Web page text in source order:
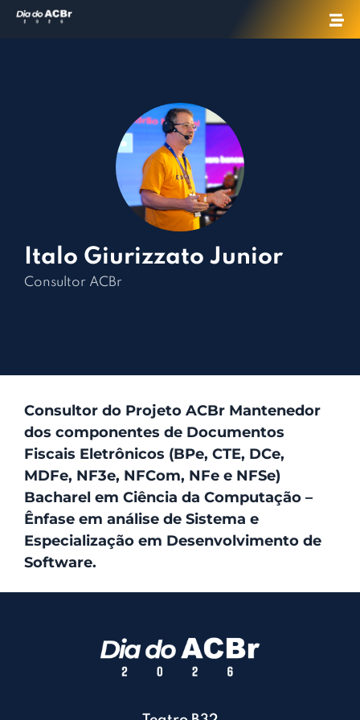
Italo Giurizzato Junior
Consultor ACBr
Consultor do Projeto ACBr Mantenedor
dos componentes de Documentos
Fiscais Eletrônicos (BPe, CTE, DCe,
MDFe, NF3e, NFCom, NFe e NFSe)
Bacharel em Ciência da Computação –
Ênfase em análise de Sistema e
Especialização em Desenvolvimento de
Software.